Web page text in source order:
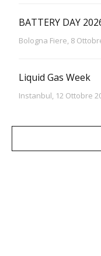
BATTERY DAY
Bologna Fiere, 8
Liquid Gas Week
Instanbul, 12 Ottobre